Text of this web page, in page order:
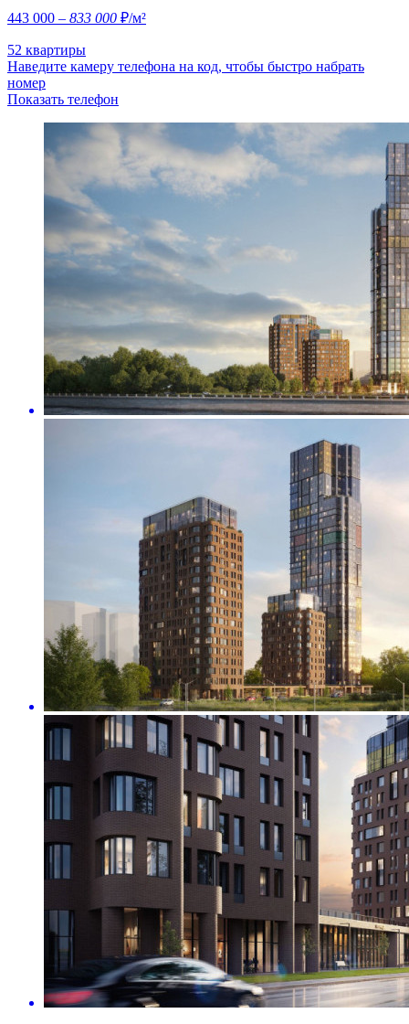
443 000 – 833 000 ₽/м²
52 квартиры
Наведите камеру телефона на код, чтобы быстро набрать
номер
Показать телефон